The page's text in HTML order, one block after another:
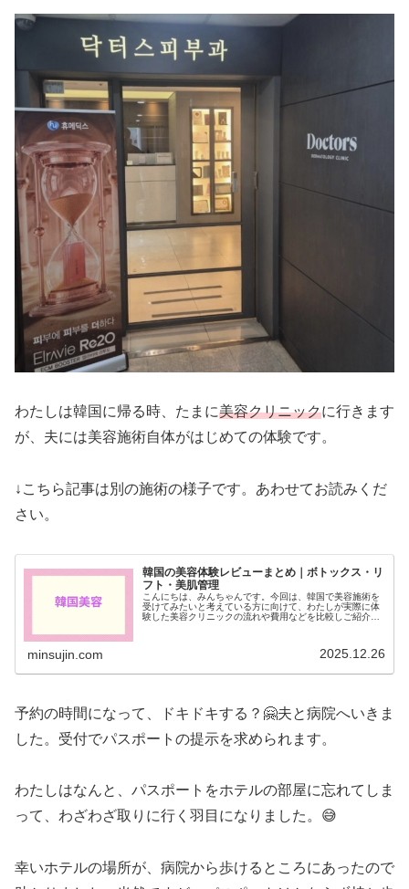
わたしは韓国に帰る時、たまに美容クリニックに行きます
が、夫には美容施術自体がはじめての体験です。
↓こちら記事は別の施術の様子です。あわせてお読みくだ
さい。
韓国の美容体験レビューまとめ｜ボトックス・リ
フト・美肌管理
こんにちは、みんちゃんです。今回は、韓国で美容施術を
受けてみたいと考えている方に向けて、わたしが実際に体
験した美容クリニックの流れや費用などを比較しご紹介し
minsujin.com 2025.12.26
予約の時間になって、ドキドキする？🤗夫と病院へいきま
した。受付でパスポートの提示を求められます。
わたしはなんと、パスポートをホテルの部屋に忘れてしま
って、わざわざ取りに行く羽目になりました。😅
幸いホテルの場所が、病院から歩けるところにあったので